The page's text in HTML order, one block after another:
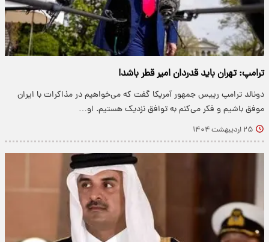
ترامپ: تهران باید قدردان امیر قطر باشد!
​دونالد ترامپ رییس جمهور آمریکا گفت که می‌خواهیم در مذاکرات با ایران
موفق باشیم و فکر می‌کنم به توافق نزدیک هستیم. او…
۲۵ اردیبهشت ۱۴۰۴